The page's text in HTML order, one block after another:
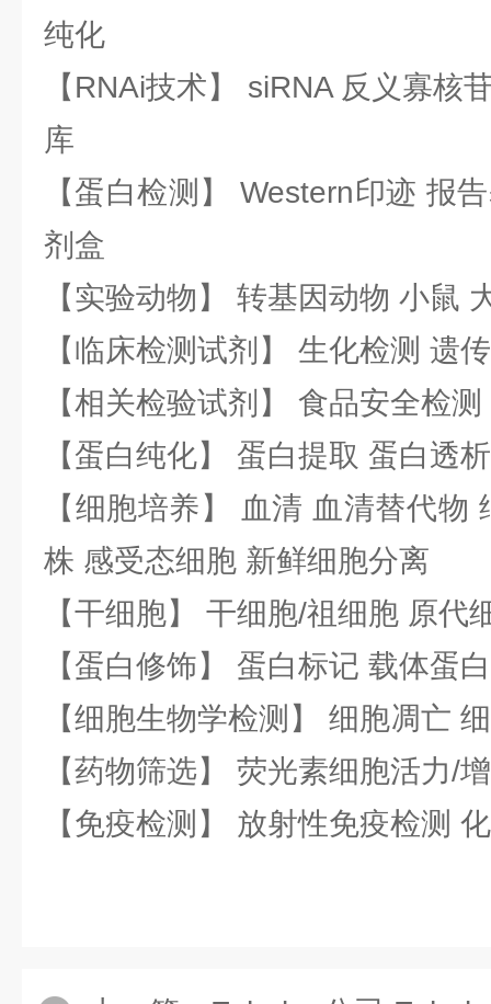
纯化
【RNAi技术】 siRNA 反义寡核
库
【蛋白检测】 Western印迹 报
剂盒
【实验动物】 转基因动物 小鼠
【临床检测试剂】 生化检测 遗
【相关检验试剂】 食品安全检
【蛋白纯化】 蛋白提取 蛋白透
【细胞培养】 血清 血清替代物
株 感受态细胞 新鲜细胞分离
【干细胞】 干细胞/祖细胞 原代
【蛋白修饰】 蛋白标记 载体蛋
【细胞生物学检测】 细胞凋亡
【药物筛选】 荧光素细胞活力/
【免疫检测】 放射性免疫检测